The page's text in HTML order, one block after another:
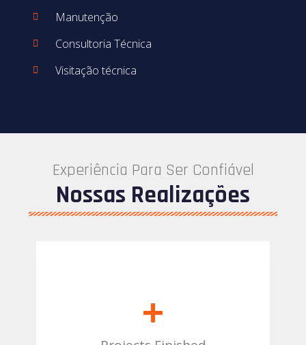
Manutenção
Consultoria Técnica
Visitação técnica
Experiência Para Ser Confiável
Nossas Realizações
+